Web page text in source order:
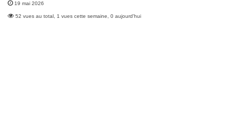
19 mai 2026
52 vues au total, 1 vues cette semaine, 0 aujourd'hui